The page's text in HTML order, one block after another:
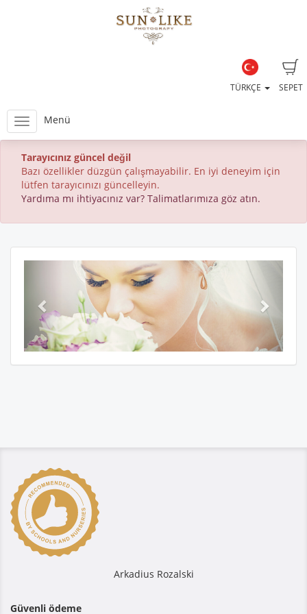
SEPET
TÜRKÇE
Menü
Tarayıcınız güncel değil
Bazı özellikler düzgün çalışmayabilir. En iyi deneyim için
lütfen tarayıcınızı güncelleyin.
Yardıma mı ihtiyacınız var? Talimatlarımıza göz atın.
Arkadius Rozalski
Güvenli ödeme